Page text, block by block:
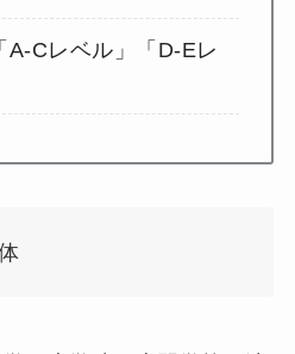
Cレベル」「D-Eレ